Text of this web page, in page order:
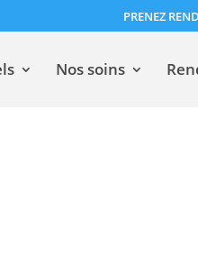
PRENEZ
Nos soins